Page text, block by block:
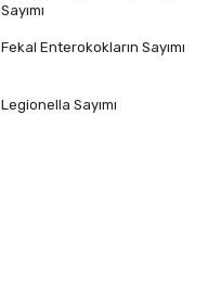
Sayımı
Fekal Enterokokların Sayımı
Legionella Sayımı